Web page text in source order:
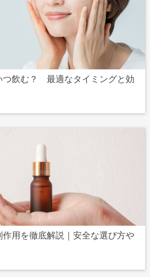
つ飲む？ 最適なタイミングと効
用を徹底解説｜安全な選び方や